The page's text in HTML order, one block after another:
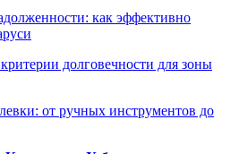
как эффективно
долговечности для зоны
от ручных инструментов до